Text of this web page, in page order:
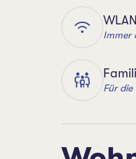
WLAN
Immer
Für die